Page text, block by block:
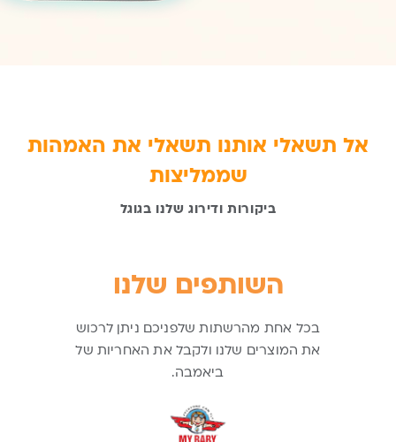
אל תשאלי אותנו תשאלי את האמהות
שממליצות
ביקורות ודירוג שלנו בגוגל
השותפים שלנו
בכל אחת מהרשתות שלפניכם ניתן לרכוש
את המוצרים שלנו ולקבל את האחריות של
ביאמבה.